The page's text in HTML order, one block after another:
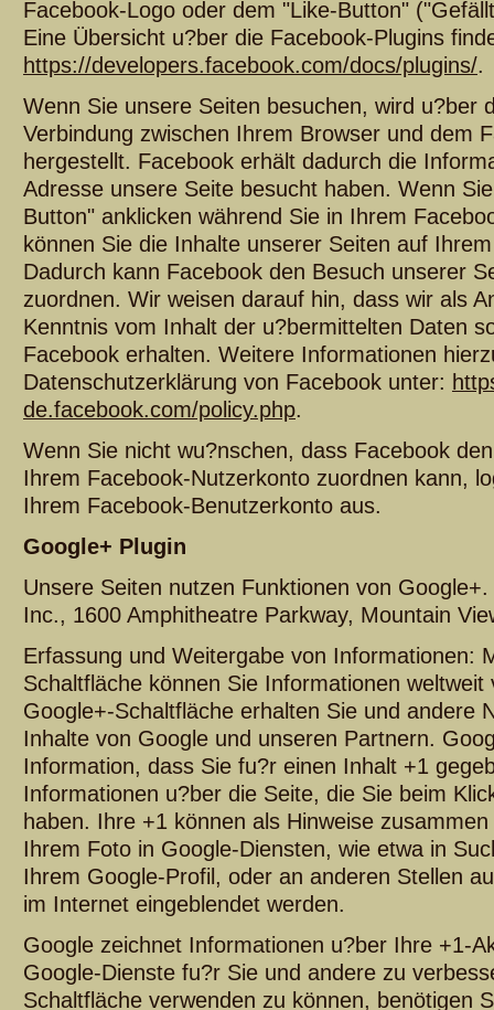
Facebook-Logo oder dem "Like-Button"
Eine Übersicht u?ber die Facebook-Plugins
https://developers.facebook.com/docs/plugins/.
Wenn Sie unsere Seiten besuchen, wird u?ber
Verbindung zwischen Ihrem Browser und dem
hergestellt. Facebook erhält dadurch die
Adresse unsere Seite besucht haben. Wenn
Button" anklicken während Sie in Ihrem
können Sie die Inhalte unserer Seiten auf
Dadurch kann Facebook den Besuch unserer
zuordnen. Wir weisen darauf hin, dass wir als
Kenntnis vom Inhalt der u?bermittelten Daten
Facebook erhalten. Weitere Informationen
Datenschutzerklärung von Facebook unter:
de.facebook.com/policy.php.
Wenn Sie nicht wu?nschen, dass Facebook
Ihrem Facebook-Nutzerkonto zuordnen kann,
Ihrem Facebook-Benutzerkonto aus.
Google+ Plugin
Unsere Seiten nutzen Funktionen von
Inc., 1600 Amphitheatre Parkway, Mountain
Erfassung und Weitergabe von Informationen:
Schaltfläche können Sie Informationen
Google+-Schaltfläche erhalten Sie und andere
Inhalte von Google und unseren Partnern.
Information, dass Sie fu?r einen Inhalt +1
Informationen u?ber die Seite, die Sie beim
haben. Ihre +1 können als Hinweise
Ihrem Foto in Google-Diensten, wie etwa in
Ihrem Google-Profil, oder an anderen Stellen
im Internet eingeblendet werden.
Google zeichnet Informationen u?ber Ihre +1-
Google-Dienste fu?r Sie und andere zu
Schaltfläche verwenden zu können, benötigen